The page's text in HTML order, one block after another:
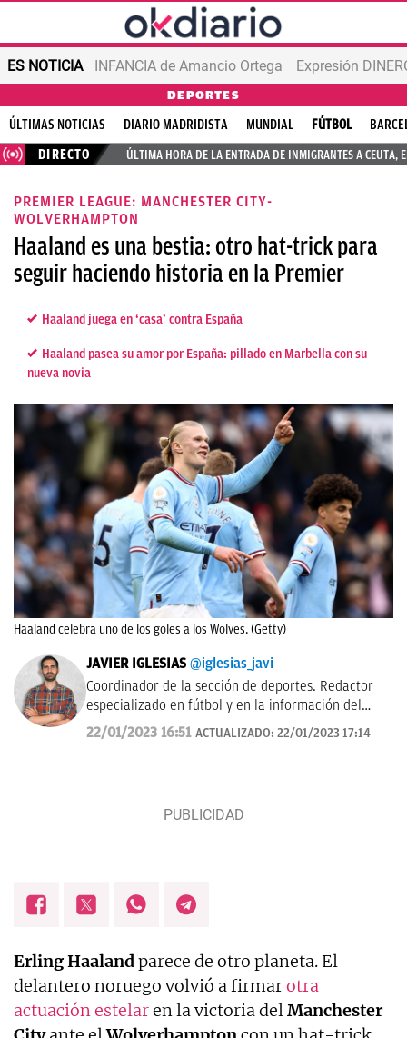
ES NOTICIA INFANCIA de Amancio Ortega Expresión
DEPORTES
ÚLTIMAS NOTICIAS DIARIO MADRIDISTA MUNDIAL FÚTBOL
DIRECTO
ÚLTIMA HORA DE LA ENTRADA DE INMIGRANTES A CEUTA,
PREMIER LEAGUE: MANCHESTER CITY-
WOLVERHAMPTON
Haaland es una bestia: otro hat-trick para
seguir haciendo historia en la Premier
Haaland juega en ‘casa’ contra España
Haaland pasea su amor por España: pillado en Marbella con su
nueva novia
Haaland celebra uno de los goles a los Wolves. (Getty)
JAVIER IGLESIAS @iglesias_javi
Coordinador de la sección de deportes. Redactor
especializado en fútbol y en la información del
Real Madrid.
22/01/2023 16:51 ACTUALIZADO: 22/01/2023 17:14
Erling Haalandparece de otro planeta. El
delantero noruego volvió a firmarotra
actuación estelaren la victoria delManchester